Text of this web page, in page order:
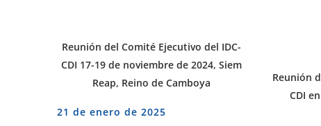
Reunión del Comité Ejecutivo del IDC-
CDI 17-19 de noviembre de 2024, Siem
Reap, Reino de Camboya
21 de enero de 2025
Reunión
CDI